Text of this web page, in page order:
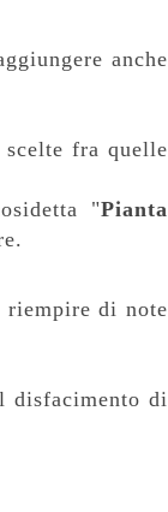
anche
scelte fra quelle
"Pianta
riempire di note
disfacimento di